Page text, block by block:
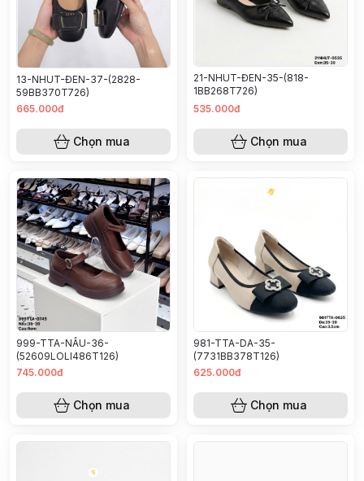
13-NHUT-ĐEN-37-(2828-
59BB370T726)
665.000đ
Chọn mua
21-NHUT-ĐEN-35-(818-
1BB268T726)
535.000đ
Chọn mua
999-TTA-NÂU-36-
(52609LOLI486T126)
745.000đ
Chọn mua
981-TTA-DA-35-
(7731BB378T126)
625.000đ
Chọn mua